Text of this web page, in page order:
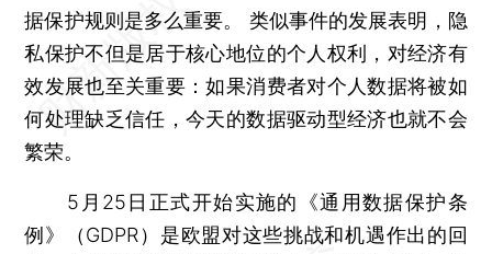
据保护规则是多么重要。 类似事件的发展表明，隐
私保护不但是居于核心地位的个人权利，对经济有
效发展也至关重要：如果消费者对个人数据将被如
何处理缺乏信任，今天的数据驱动型经济也就不会
繁荣。
5月25日正式开始实施的《通用数据保护条
例》（GDPR）是欧盟对这些挑战和机遇作出的回